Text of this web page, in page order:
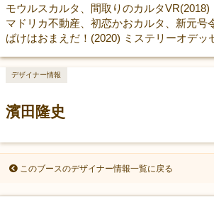
モウルスカルタ、間取りのカルタVR(2018)
マドリカ不動産、初恋かおカルタ、新元号
ばけはおまえだ！(2020) ミステリーオデッ
濱田隆史
デザイナー情報
このブースのデザイナー情報一覧に戻る